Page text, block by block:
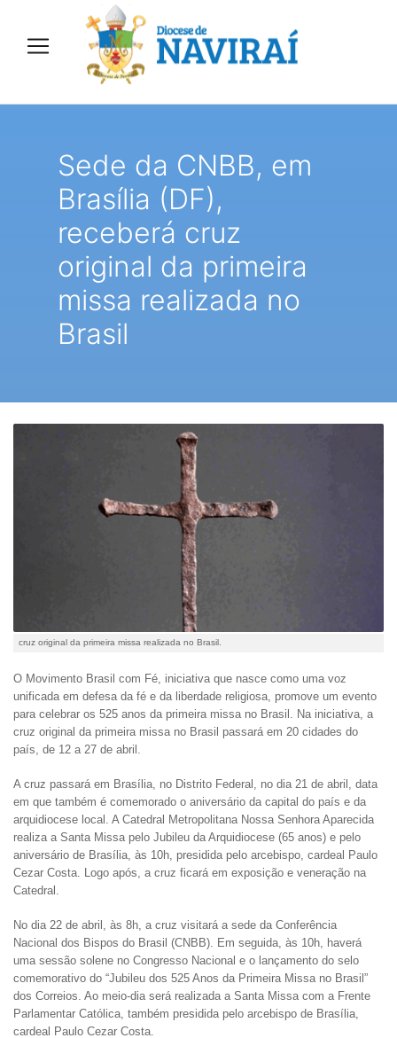
Sede da CNBB, em
Brasília (DF),
receberá cruz
original da primeira
missa realizada no
Brasil
cruz original da primeira missa realizada no Brasil.
O Movimento Brasil com Fé, iniciativa que nasce como uma voz
unificada em defesa da fé e da liberdade religiosa, promove um evento
para celebrar os 525 anos da primeira missa no Brasil. Na iniciativa, a
cruz original da primeira missa no Brasil passará em 20 cidades do
país, de 12 a 27 de abril.
A cruz passará em Brasília, no Distrito Federal, no dia 21 de abril, data
em que também é comemorado o aniversário da capital do país e da
arquidiocese local. A Catedral Metropolitana Nossa Senhora Aparecida
realiza a Santa Missa pelo Jubileu da Arquidiocese (65 anos) e pelo
aniversário de Brasília, às 10h, presidida pelo arcebispo, cardeal Paulo
Cezar Costa. Logo após, a cruz ficará em exposição e veneração na
Catedral.
No dia 22 de abril, às 8h, a cruz visitará a sede da Conferência
Nacional dos Bispos do Brasil (CNBB). Em seguida, às 10h, haverá
uma sessão solene no Congresso Nacional e o lançamento do selo
comemorativo do “Jubileu dos 525 Anos da Primeira Missa no Brasil”
dos Correios. Ao meio-dia será realizada a Santa Missa com a Frente
Parlamentar Católica, também presidida pelo arcebispo de Brasília,
cardeal Paulo Cezar Costa.